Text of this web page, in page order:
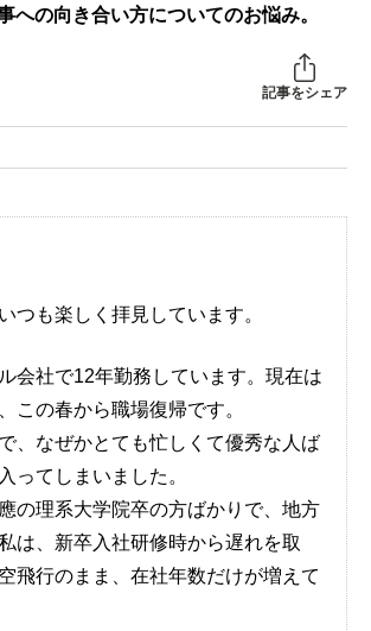
への向き合い方についてのお悩み。
記事をシェア
つも楽しく拝見しています。
会社で12年勤務しています。現在は
この春から職場復帰です。
、なぜかとても忙しくて優秀な人ば
ってしまいました。
の理系大学院卒の方ばかりで、地方
は、新卒入社研修時から遅れを取
飛行のまま、在社年数だけが増えて